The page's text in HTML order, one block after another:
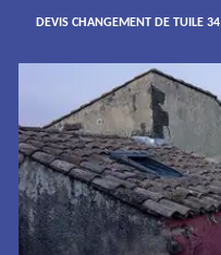
DEVIS CHANGEMENT DE TUILE 34